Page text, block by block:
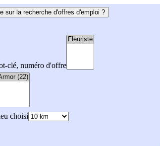
sur la recherche d'offres d'emploi ?
clé, numéro d'offre
choisi